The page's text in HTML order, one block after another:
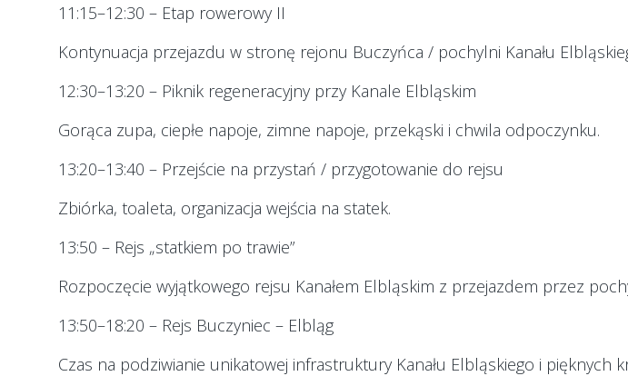
11:15–12:30 – Etap rowerowy II
Kontynuacja przejazdu w stronę rejonu Buczyńca / pochylni Kanału
12:30–13:20 – Piknik regeneracyjny przy Kanale Elbląskim
Gorąca zupa, ciepłe napoje, zimne napoje, przekąski i chwila odpoczynku.
13:20–13:40 – Przejście na przystań / przygotowanie do rejsu
Zbiórka, toaleta, organizacja wejścia na statek.
13:50 – Rejs „statkiem po trawie”
Rozpoczęcie wyjątkowego rejsu Kanałem Elbląskim z przejazdem przez
13:50–18:20 – Rejs Buczyniec – Elbląg
Czas na podziwianie unikatowej infrastruktury Kanału Elbląskiego i pięknych